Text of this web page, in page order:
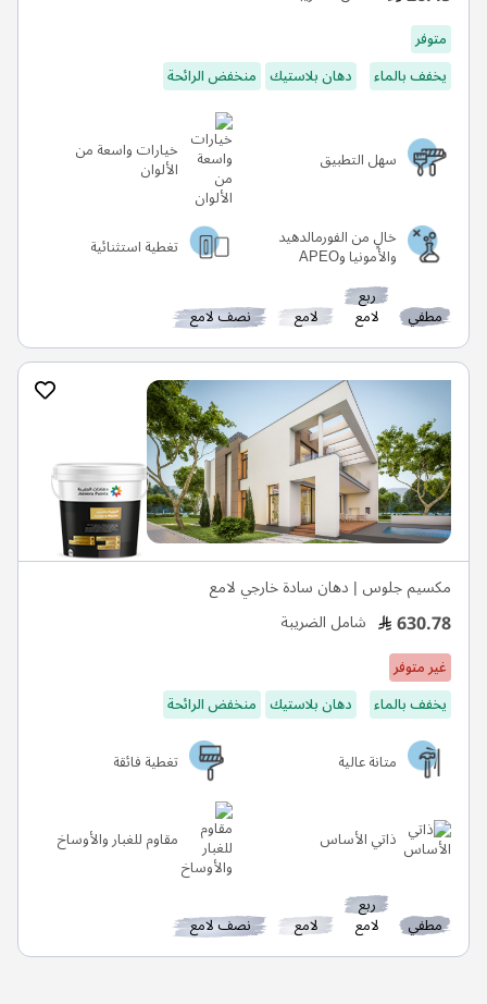
متوفر
يخفف بالماء
دهان بلاستيك منخفض الرائحة
سهل التطبيق خيارات واسعة من
الألوان
خالٍ من الفورمالدهيد
والأمونيا وAPEO تغطية استثنائية
مطفي
ربع
لامع لامع نصف لامع
مكسيم جلوس | دهان سادة خارجي لامع
630.78 شامل الضريبة
غير متوفر
يخفف بالماء
دهان بلاستيك منخفض الرائحة
متانة عالية
تغطية فائقة
ذاتي الأساس مقاوم للغبار والأوساخ
مطفي
ربع
لامع لامع نصف لامع